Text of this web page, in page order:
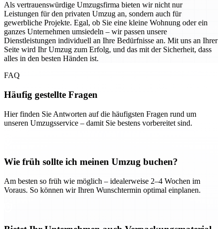
Als vertrauenswürdige Umzugsfirma bieten wir nicht nur
Leistungen für den privaten Umzug an, sondern auch für
gewerbliche Projekte. Egal, ob Sie eine kleine Wohnung oder ein
ganzes Unternehmen umsiedeln – wir passen unsere
Dienstleistungen individuell an Ihre Bedürfnisse an. Mit uns an Ihrer
Seite wird Ihr Umzug zum Erfolg, und das mit der Sicherheit, dass
alles in den besten Händen ist.
FAQ
Häufig gestellte Fragen
Hier finden Sie Antworten auf die häufigsten Fragen rund um
unseren Umzugsservice – damit Sie bestens vorbereitet sind.
Wie früh sollte ich meinen Umzug buchen?
Am besten so früh wie möglich – idealerweise 2–4 Wochen im
Voraus. So können wir Ihren Wunschtermin optimal einplanen.